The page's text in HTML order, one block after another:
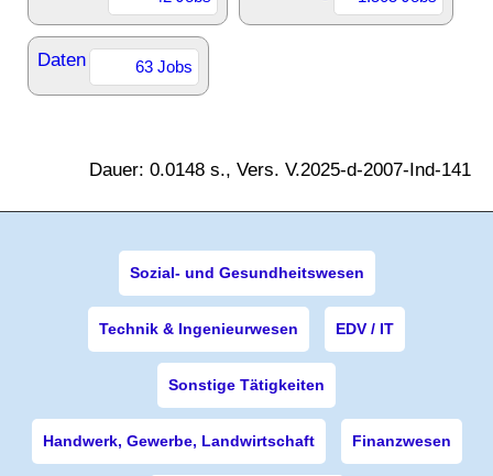
Daten 63 Jobs
Dauer: 0.0148 s., Vers. V.2025-d-2007-Ind-141
Sozial- und Gesundheitswesen
Technik & Ingenieurwesen EDV / IT
Sonstige Tätigkeiten
Handwerk, Gewerbe, Landwirtschaft Finanzwesen